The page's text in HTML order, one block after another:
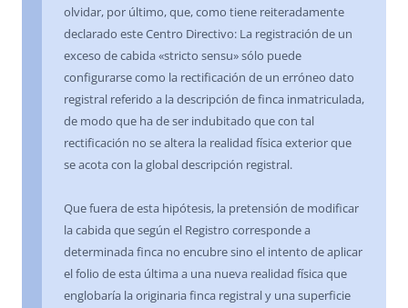
olvidar, por último, que, como tiene reiteradamente
declarado este Centro Directivo: La registración de un
exceso de cabida «stricto sensu» sólo puede
configurarse como la rectificación de un erróneo dato
registral referido a la descripción de finca inmatriculada,
de modo que ha de ser indubitado que con tal
rectificación no se altera la realidad física exterior que
se acota con la global descripción registral.
Que fuera de esta hipótesis, la pretensión de modificar
la cabida que según el Registro corresponde a
determinada finca no encubre sino el intento de aplicar
el folio de esta última a una nueva realidad física que
englobaría la originaria finca registral y una superficie